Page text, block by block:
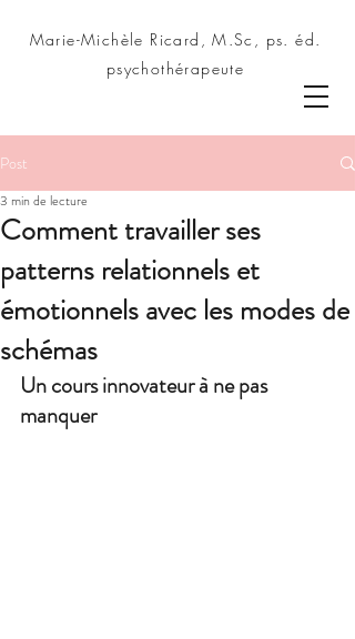
Marie-Michèle Ricard, M.Sc, ps. éd.
psychothérapeute
Post
Comment travailler ses
patterns relationnels et
émotionnels avec les modes de
schémas
3 min de lecture
Un cours innovateur à ne pas
manquer